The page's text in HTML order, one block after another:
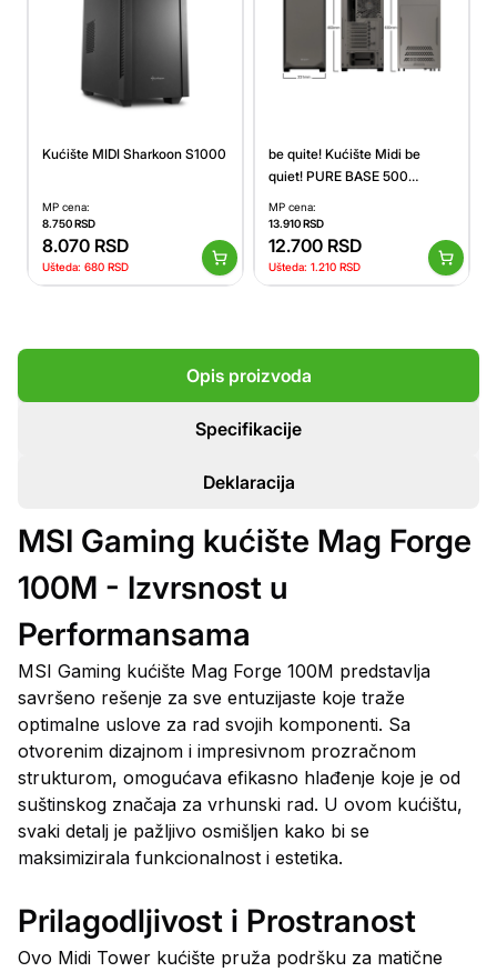
Kućište MIDI Sharkoon S1000
MP cena:
8.750RSD
8.070 RSD
Ušteda: 680 RSD
be quite! Kućište Midi be
quiet! PURE BASE 500
mettalic grey Window
MP cena:
13.910RSD
12.700 RSD
Ušteda: 1.210 RSD
Opis proizvoda
Specifikacije
Deklaracija
MSI Gaming kućište Mag Forge
100M - Izvrsnost u
Performansama
MSI Gaming kućište Mag Forge 100M predstavlja
savršeno rešenje za sve entuzijaste koje traže
optimalne uslove za rad svojih komponenti. Sa
otvorenim dizajnom i impresivnom prozračnom
strukturom, omogućava efikasno hlađenje koje je od
suštinskog značaja za vrhunski rad. U ovom kućištu,
svaki detalj je pažljivo osmišljen kako bi se
maksimizirala funkcionalnost i estetika.
Prilagodljivost i Prostranost
Ovo Midi Tower kućište pruža podršku za matične